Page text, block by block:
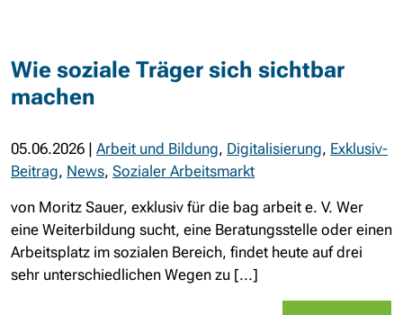
Wie soziale Träger sich sichtbar
machen
05.06.2026 | Arbeit und Bildung, Digitalisierung, Exklusiv-
Beitrag, News, Sozialer Arbeitsmarkt
von Moritz Sauer, exklusiv für die bag arbeit e. V. Wer
eine Weiterbildung sucht, eine Beratungsstelle oder einen
Arbeitsplatz im sozialen Bereich, findet heute auf drei
sehr unterschiedlichen Wegen zu [...]